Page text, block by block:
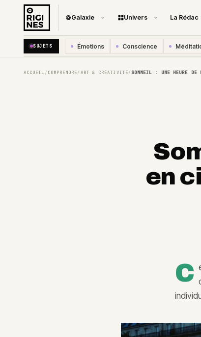
Galaxie Univers La Rédac
SUJETS Émotions Conscience
ACCUEIL / COMPRENDRE / ART & CRÉATIVITÉ / SOMMEIL : UNE HEURE DE
en
C